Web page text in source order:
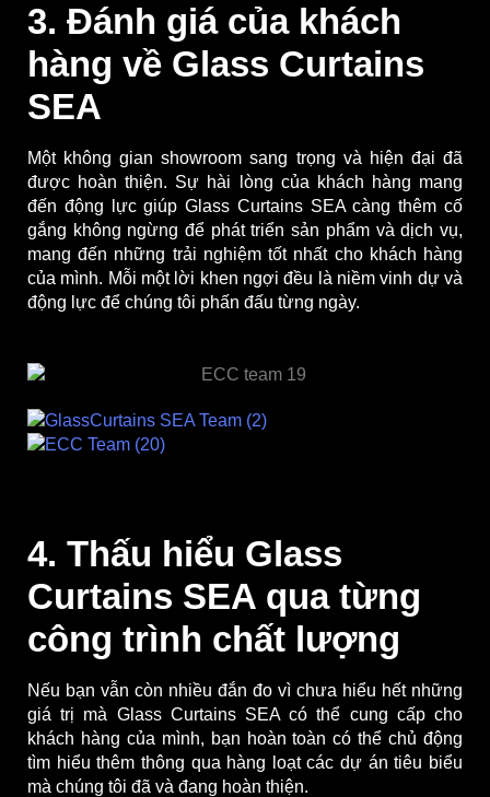
3. Đánh giá của khách
hàng về Glass Curtains
SEA
Một không gian showroom sang trọng và hiện đại đã
được hoàn thiện. Sự hài lòng của khách hàng mang
đến động lực giúpGlass Curtains SEA càng thêm cố
gắng không ngừng để phát triển sản phẩm và dịch vụ,
mang đến những trải nghiệm tốt nhất cho khách hàng
của mình. Mỗi một lời khen ngợi đều là niềm vinh dự và
động lực để chúng tôi phấn đấu từng ngày.
4. Thấu hiểu Glass
Curtains SEA qua từng
công trình chất lượng
Nếu bạn vẫn còn nhiều đắn đo vì chưa hiểu hết những
giá trị mà Glass Curtains SEA có thể cung cấp cho
khách hàng của mình, bạn hoàn toàn có thể chủ động
tìm hiểu thêm thông qua hàng loạt các dự án tiêu biểu
mà chúng tôi đã và đang hoàn thiện.